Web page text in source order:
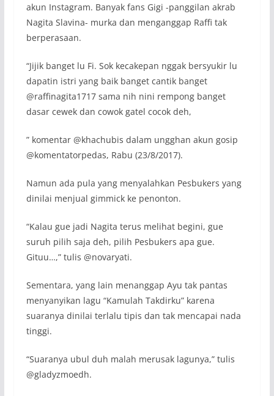
akun Instagram. Banyak fans Gigi -panggilan akrab
Nagita Slavina- murka dan menganggap Raffi tak
berperasaan.
“Jijik banget lu Fi. Sok kecakepan nggak bersyukir lu
dapatin istri yang baik banget cantik banget
@raffinagita1717 sama nih nini rempong banget
dasar cewek dan cowok gatel cocok deh,
” komentar @khachubis dalam ungghan akun gosip
@komentatorpedas, Rabu (23/8/2017).
Namun ada pula yang menyalahkan Pesbukers yang
dinilai menjual gimmick ke penonton.
“Kalau gue jadi Nagita terus melihat begini, gue
suruh pilih saja deh, pilih Pesbukers apa gue.
Gituu…,” tulis @novaryati.
Sementara, yang lain menanggap Ayu tak pantas
menyanyikan lagu “Kamulah Takdirku” karena
suaranya dinilai terlalu tipis dan tak mencapai nada
tinggi.
“Suaranya ubul duh malah merusak lagunya,” tulis
@gladyzmoedh.